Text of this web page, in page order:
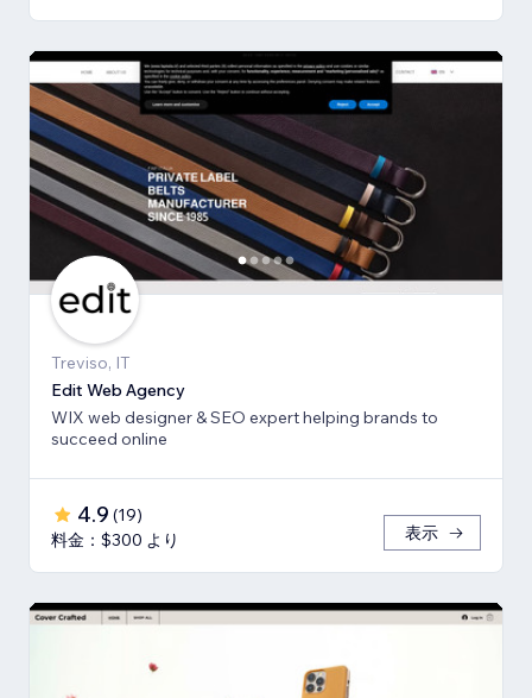
Treviso, IT
Edit Web Agency
WIX web designer & SEO expert helping brands to
succeed online
4.9 (19)
料金：$300 より
表示